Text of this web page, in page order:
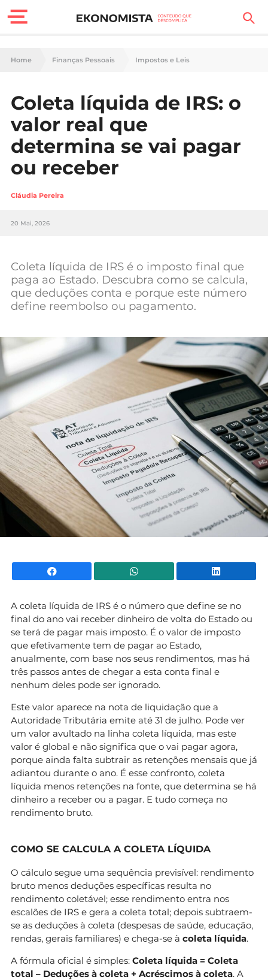
Finanças Pessoais
Carreira
Casa
Lifestyle
Sociedade
Tecnologia
Negócios
Mundial 2026
Home Finanças Pessoais Impostos e Leis
Coleta líquida de IRS: o
valor real que
determina se vai pagar
ou receber
Cláudia Pereira
20 Mai, 2026
Coleta líquida de IRS é o imposto final que
paga ao Estado. Descubra como se calcula,
que deduções conta e porque este número
define reembolso ou pagamento.
Facebook WhatsApp
A coleta líquida de IRS é o número que define se no
final do ano vai receber dinheiro de volta do Estado ou
se terá de pagar mais imposto. É o valor de imposto
que efetivamente tem de pagar ao Estado,
anualmente, com base nos seus rendimentos, mas há
três passos antes de chegar a esta conta final e
nenhum deles pode ser ignorado.
Este valor aparece na nota de liquidação que a
Autoridade Tributária emite até 31 de julho. Pode ver
um valor avultado na linha coleta líquida, mas este
valor é global e não significa que o vai pagar agora,
porque ainda falta subtrair as retenções mensais que já
adiantou durante o ano. É esse confronto, coleta
líquida menos retenções na fonte, que determina se há
dinheiro a receber ou a pagar. E tudo começa no
rendimento bruto.
COMO SE CALCULA A COLETA LÍQUIDA
O cálculo segue uma sequência previsível: rendimento
bruto menos deduções específicas resulta no
rendimento coletável; esse rendimento entra nos
escalões de IRS e gera a coleta total; depois subtraem-
se as deduções à coleta (despesas de saúde, educação,
rendas, gerais familiares) e chega-se à coleta líquida.
A fórmula oficial é simples: Coleta líquida = Coleta
total – Deduções à coleta + Acréscimos à coleta. A